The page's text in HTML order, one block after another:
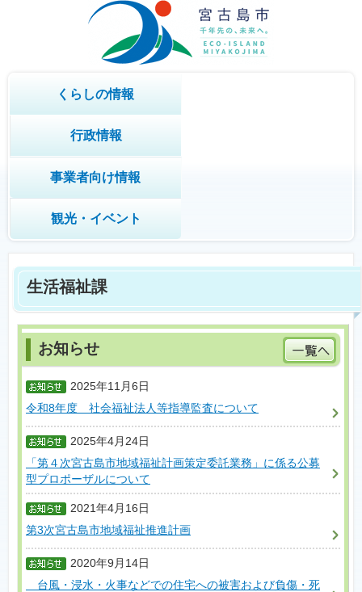
くらしの情報
行政情報
事業者向け情報
観光・イベント
生活福祉課
2025年11月6日
令和8年度 社会福祉法人等指導監査について
2025年4月24日
「第４次宮古島市地域福祉計画策定委託業務」に係る公募
型プロポーザルについて
2021年4月16日
第3次宮古島市地域福祉推進計画
2020年9月14日
台風・浸水・火事などでの住宅への被害および負傷・死